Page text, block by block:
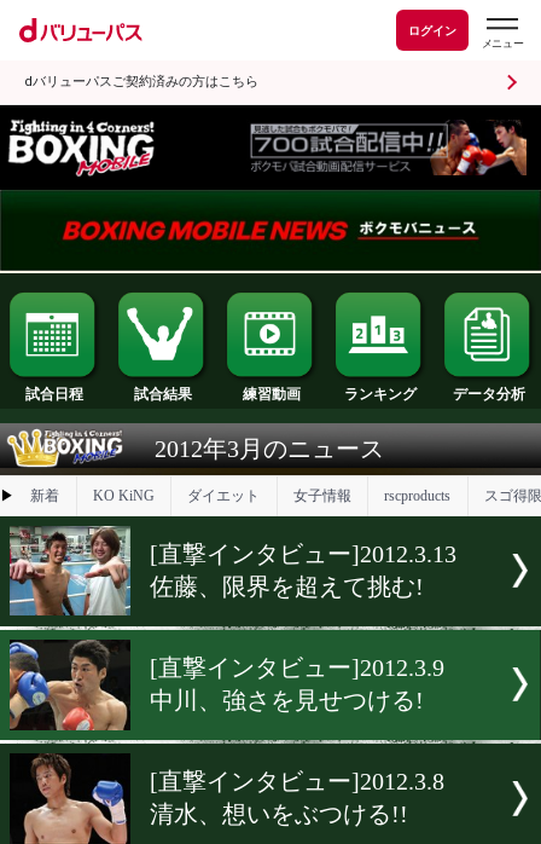
ログイン
dバリューパスご契約済みの方はこちら
試合日程 試合結果 練習動画 ランキング
2012年3月のニュース
▶ 新着 KO KiNG ダイエット 女子情報
[直撃インタビュー
佐藤、限界を超えて挑む!
[直撃インタビュー]2012.3.9